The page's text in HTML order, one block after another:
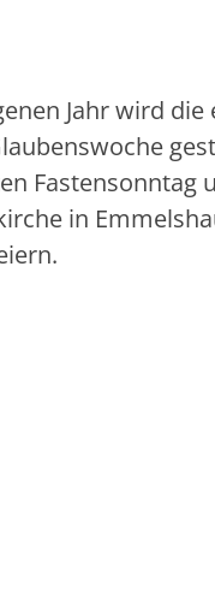
Jahr wird die
Fastensonntag
in